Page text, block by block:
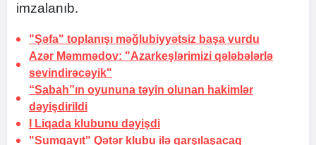
imzalanıb.
"Şəfa" toplanışı məğlubiyyətsiz başa vurdu
Azər Məmmədov: "Azarkeşlərimizi qələbələrlə
sevindirəcəyik"
“Sabah”ın oyununa təyin olunan hakimlər
dəyişdirildi
I Liqada klubunu dəyişdi
"Sumqayıt" Qətər klubu ilə qarşılaşacaq